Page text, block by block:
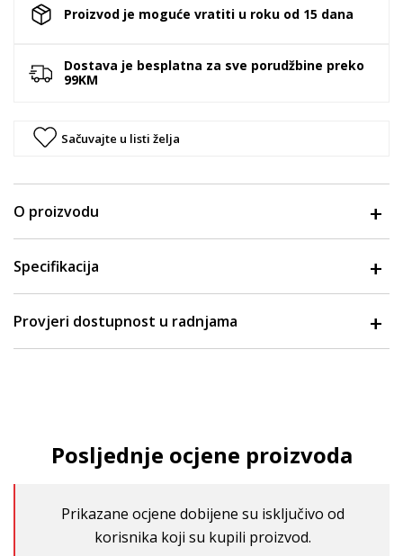
Proizvod je moguće vratiti u roku od 15 dana
Dostava je besplatna za sve porudžbine preko
99KM
Sačuvajte u listi želja
O proizvodu
Specifikacija
Provjeri dostupnost u radnjama
Posljednje ocjene proizvoda
Prikazane ocjene dobijene su isključivo od
korisnika koji su kupili proizvod.